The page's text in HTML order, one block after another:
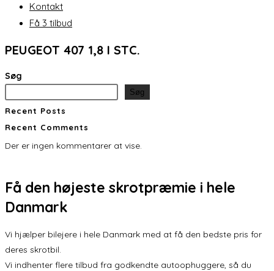
Kontakt
Få 3 tilbud
PEUGEOT 407 1,8 I STC.
Søg
Søg
Recent Posts
Recent Comments
Der er ingen kommentarer at vise.
Få den højeste skrotpræmie i hele
Danmark
Vi hjælper bilejere i hele Danmark med at få den bedste pris for
deres skrotbil.
Vi indhenter flere tilbud fra godkendte autoophuggere, så du